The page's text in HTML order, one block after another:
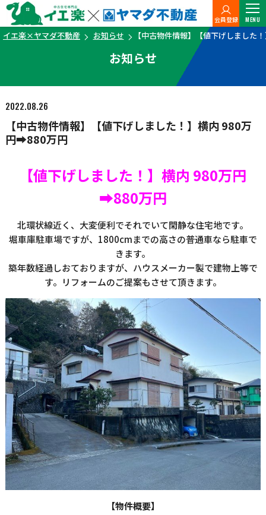
会員登録 MENU
イエ楽×ヤマダ不動産 お知らせ 【中古物件情報】【値下げしました
お知らせ
2022.08.26
【中古物件情報】【値下げしました！】横内 980万
円➡880万円
【値下げしました！】横内 980万円
➡880万円
北環状線近く、大変便利でそれでいて閑静な住宅地です。
堀車庫駐車場ですが、1800cmまでの高さの普通車なら駐車で
きます。
築年数経過しおておりますが、ハウスメーカー製で建物上等で
す。リフォームのご提案もさせて頂きます。
【物件概要】